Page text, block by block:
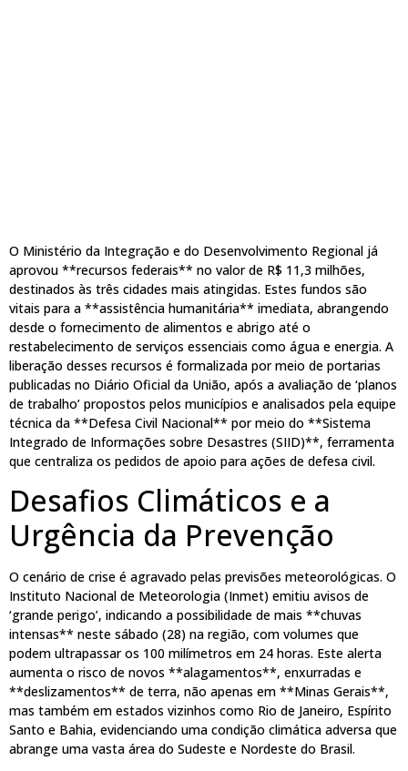
O Ministério da Integração e do Desenvolvimento Regional já
aprovou **recursos federais** no valor de R$ 11,3 milhões,
destinados às três cidades mais atingidas. Estes fundos são
vitais para a **assistência humanitária** imediata, abrangendo
desde o fornecimento de alimentos e abrigo até o
restabelecimento de serviços essenciais como água e energia. A
liberação desses recursos é formalizada por meio de portarias
publicadas no Diário Oficial da União, após a avaliação de ‘planos
de trabalho’ propostos pelos municípios e analisados pela equipe
técnica da **Defesa Civil Nacional** por meio do **Sistema
Integrado de Informações sobre Desastres (SIID)**, ferramenta
que centraliza os pedidos de apoio para ações de defesa civil.
Desafios Climáticos e a
Urgência da Prevenção
O cenário de crise é agravado pelas previsões meteorológicas. O
Instituto Nacional de Meteorologia (Inmet) emitiu avisos de
‘grande perigo’, indicando a possibilidade de mais **chuvas
intensas** neste sábado (28) na região, com volumes que
podem ultrapassar os 100 milímetros em 24 horas. Este alerta
aumenta o risco de novos **alagamentos**, enxurradas e
**deslizamentos** de terra, não apenas em **Minas Gerais**,
mas também em estados vizinhos como Rio de Janeiro, Espírito
Santo e Bahia, evidenciando uma condição climática adversa que
abrange uma vasta área do Sudeste e Nordeste do Brasil.